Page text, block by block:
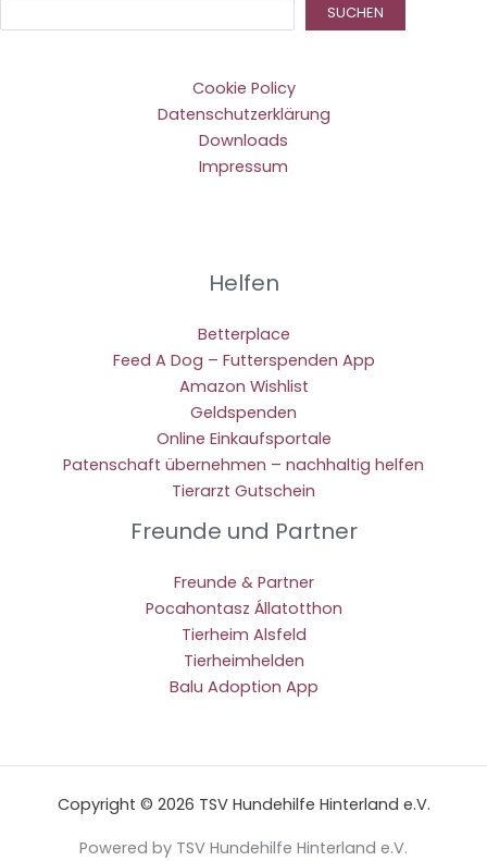
SUCHEN
Cookie Policy
Datenschutzerklärung
Downloads
Impressum
Helfen
Betterplace
Feed A Dog – Futterspenden App
Amazon Wishlist
Geldspenden
Online Einkaufsportale
Patenschaft übernehmen – nachhaltig helfen
Tierarzt Gutschein
Freunde und Partner
Freunde & Partner
Pocahontasz Állatotthon
Tierheim Alsfeld
Tierheimhelden
Balu Adoption App
Copyright © 2026 TSV Hundehilfe Hinterland e.V.
Powered by TSV Hundehilfe Hinterland e.V.